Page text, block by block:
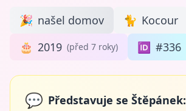
🎉 našel domov 🐈 Kocour
🎂 2019 (před 7 roky) 🆔 #336
💬 Představuje se Štěpánek: